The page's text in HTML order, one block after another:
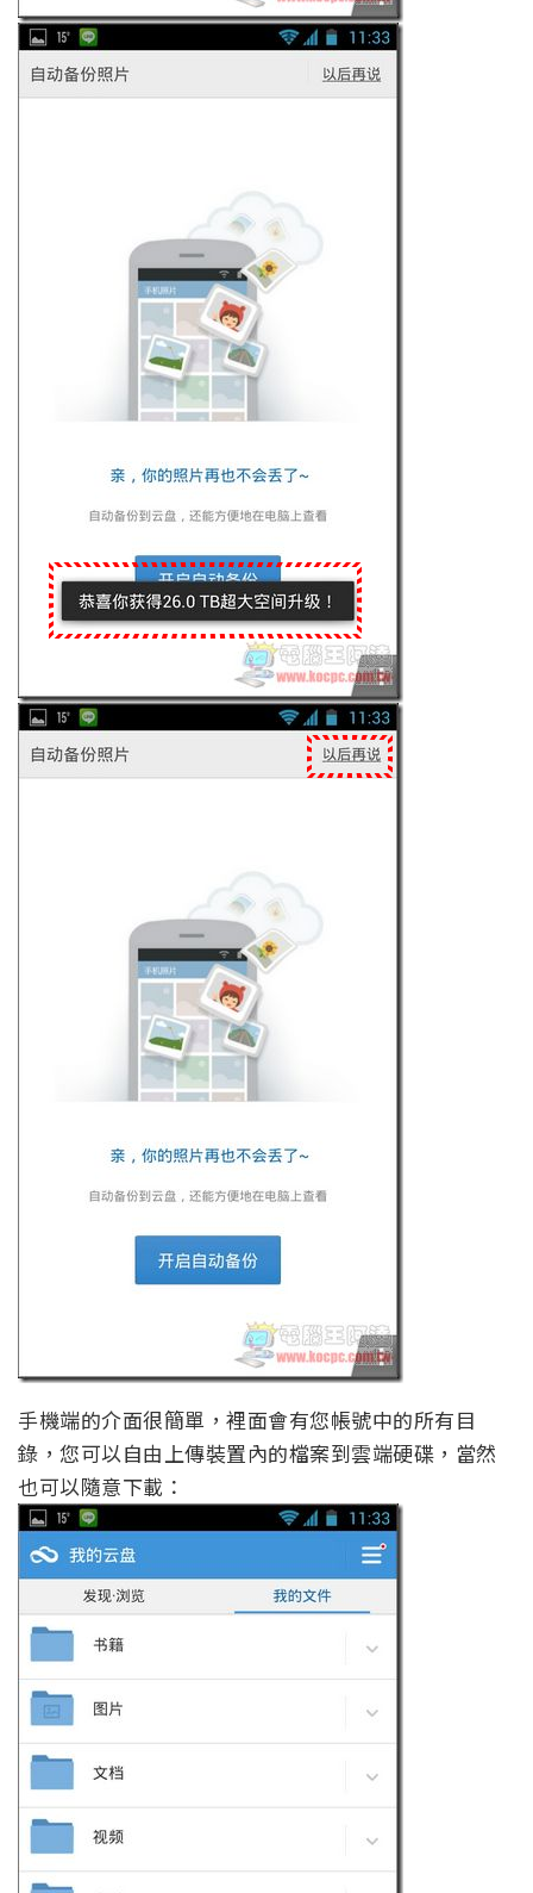
手機端的介面很簡單，裡面會有您帳號中的所有目
錄，您可以自由上傳裝置內的檔案到雲端硬碟，當然
也可以隨意下載：